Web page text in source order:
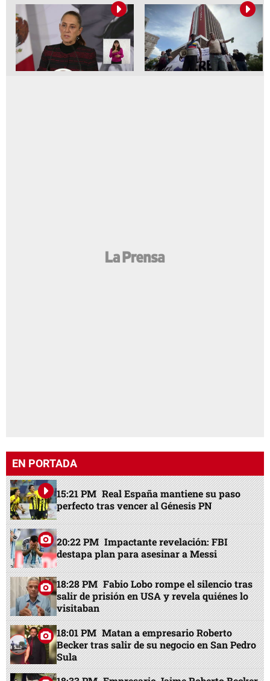
EN PORTADA
15:21 PM Real España mantiene su paso
perfecto tras vencer al Génesis PN
20:22 PM Impactante revelación: FBI
destapa plan para asesinar a Messi
18:28 PM Fabio Lobo rompe el silencio tras
salir de prisión en USA y revela quiénes lo
visitaban
18:01 PM Matan a empresario Roberto
Becker tras salir de su negocio en San Pedro
Sula